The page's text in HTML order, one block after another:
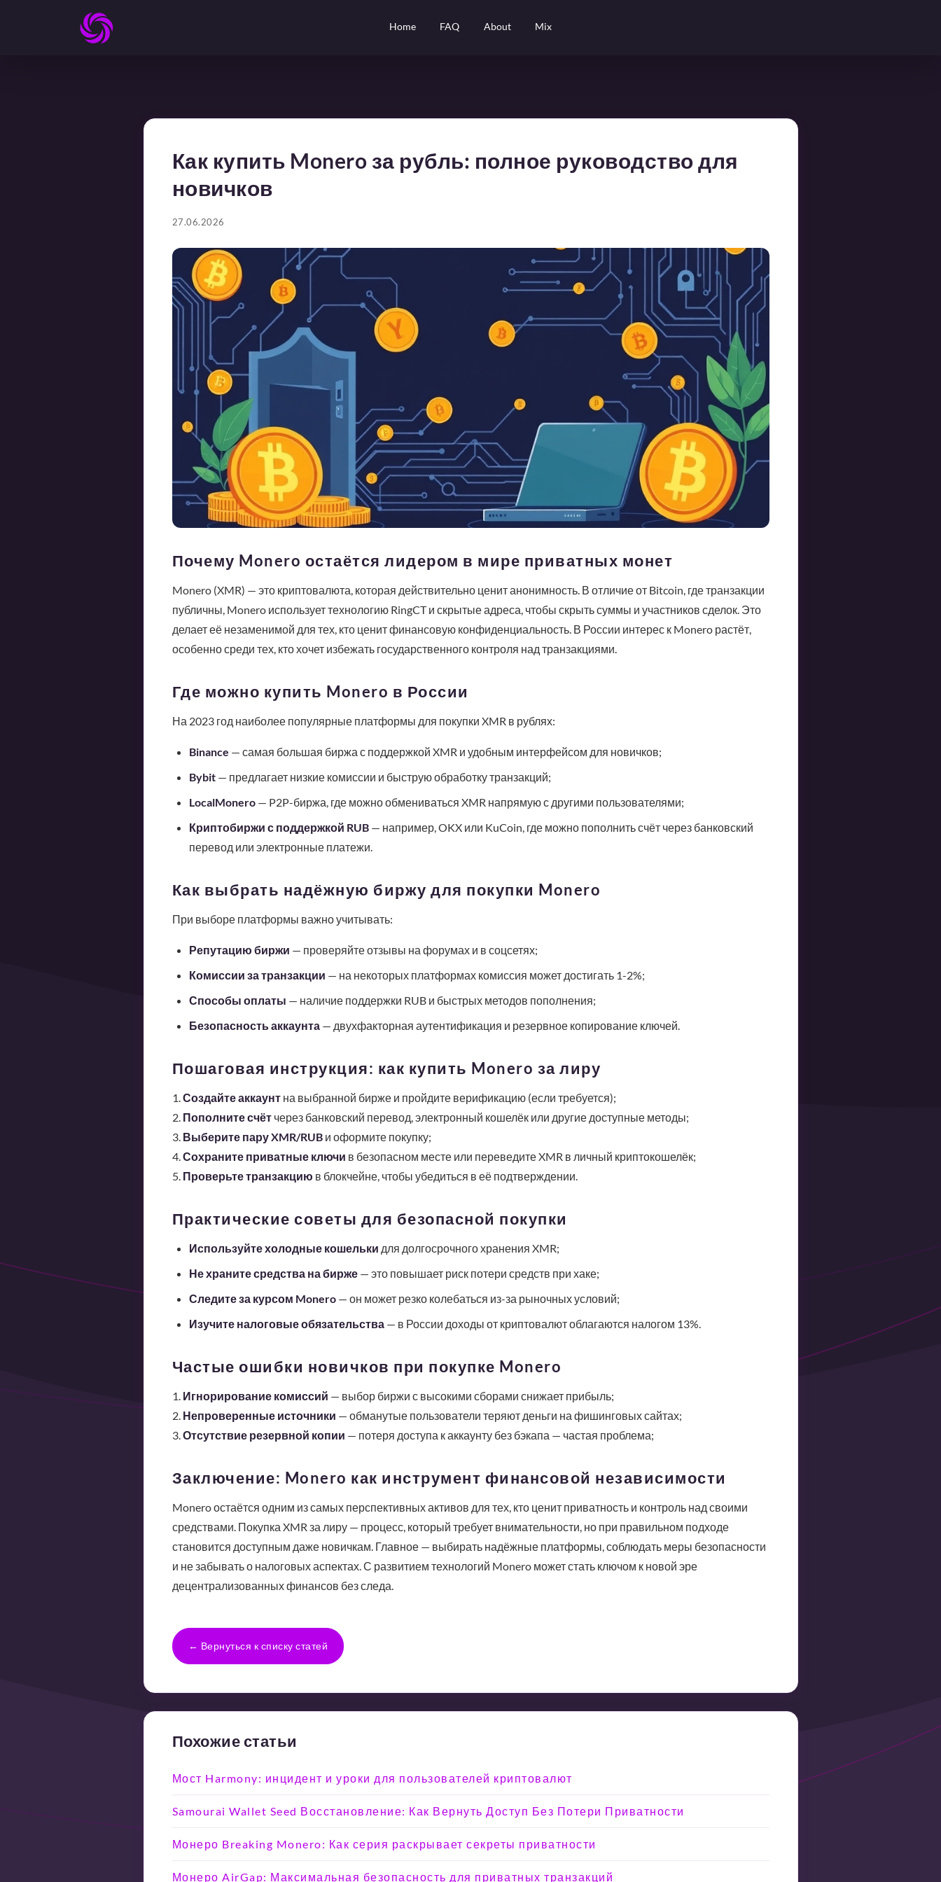
Home FAQ About Mix
Как купить Monero за рубль: полное руководство для
новичков
27.06.2026
Почему Monero остаётся лидером в мире приватных монет
Monero (XMR) — это криптовалюта, которая действительно ценит анонимность. В отличие от Bitcoin, где транзакции
публичны, Monero использует технологию RingCT и скрытые адреса, чтобы скрыть суммы и участников сделок. Это
делает её незаменимой для тех, кто ценит финансовую конфиденциальность. В России интерес к Monero растёт,
особенно среди тех, кто хочет избежать государственного контроля над транзакциями.
Где можно купить Monero в России
На 2023 год наиболее популярные платформы для покупки XMR в рублях:
Binance — самая большая биржа с поддержкой XMR и удобным интерфейсом для новичков;
Bybit— предлагает низкие комиссии и быструю обработку транзакций;
LocalMonero— P2P-биржа, где можно обмениваться XMR напрямую с другими пользователями;
Криптобиржи с поддержкой RUB— например, OKX или KuCoin, где можно пополнить счёт через банковский
перевод или электронные платежи.
Как выбрать надёжную биржу для покупки Monero
При выборе платформы важно учитывать:
Репутацию биржи — проверяйте отзывы на форумах и в соцсетях;
Комиссии за транзакции — на некоторых платформах комиссия может достигать 1-2%;
Способы оплаты — наличие поддержки RUB и быстрых методов пополнения;
Безопасность аккаунта— двухфакторная аутентификация и резервное копирование ключей.
Пошаговая инструкция: как купить Monero за лиру
1.Создайте аккаунтна выбранной бирже и пройдите верификацию (если требуется);
2. Пополните счётчерез банковский перевод, электронный кошелёк или другие доступные методы;
3. Выберите пару XMR/RUBи оформите покупку;
4.Сохраните приватные ключи в безопасном месте или переведите XMR в личный криптокошелёк;
5. Проверьте транзакцию в блокчейне, чтобы убедиться в её подтверждении.
Практические советы для безопасной покупки
Используйте холодные кошельки для долгосрочного хранения XMR;
Не храните средства на бирже— это повышает риск потери средств при хаке;
Следите за курсом Monero— он может резко колебаться из-за рыночных условий;
Изучите налоговые обязательства— в России доходы от криптовалют облагаются налогом 13%.
Частые ошибки новичков при покупке Monero
1. Игнорирование комиссий — выбор биржи с высокими сборами снижает прибыль;
2. Непроверенные источники — обманутые пользователи теряют деньги на фишинговых сайтах;
3.Отсутствие резервной копии — потеря доступа к аккаунту без бэкапа — частая проблема;
Заключение: Monero как инструмент финансовой независимости
Monero остаётся одним из самых перспективных активов для тех, кто ценит приватность и контроль над своими
средствами. Покупка XMR за лиру — процесс, который требует внимательности, но при правильном подходе
становится доступным даже новичкам. Главное — выбирать надёжные платформы, соблюдать меры безопасности
и не забывать о налоговых аспектах. С развитием технологий Monero может стать ключом к новой эре
децентрализованных финансов без следа.
← Вернуться к списку статей
Похожие статьи
Мост Harmony: инцидент и уроки для пользователей криптовалют
Samourai Wallet Seed Восстановление: Как Вернуть Доступ Без Потери Приватности
Монеро Breaking Monero: Как серия раскрывает секреты приватности
Монеро AirGap: Максимальная безопасность для приватных транзакций